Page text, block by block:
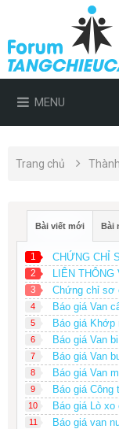
MENU
Trang chủ
Bài viết mới Bài
1
2
3
4
5
6
7
8
9
10
11 Báo giá van